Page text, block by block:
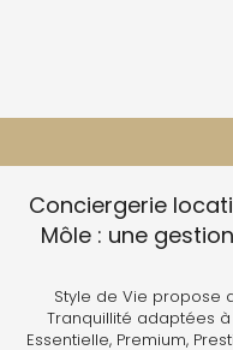
Conciergerie
Môle : une
Style de Vie propose
Tranquillité adaptées
Essentielle, Premium,